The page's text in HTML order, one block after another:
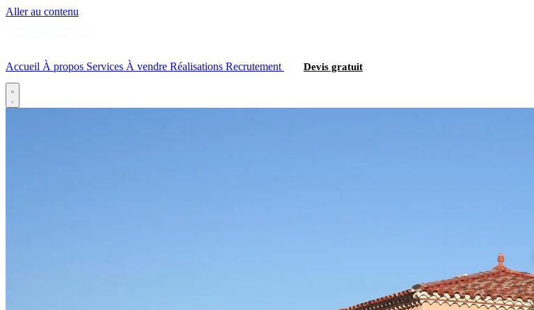
Aller au contenu
Accueil À propos Services À vendre Réalisations Recrutement Devis gratuit